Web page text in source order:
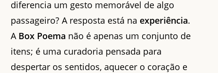
diferencia um gesto memorável de algo
passageiro? A resposta está na experiência.
A Box Poema não é apenas um conjunto de
itens; é uma curadoria pensada para
despertar os sentidos, aquecer o coração e